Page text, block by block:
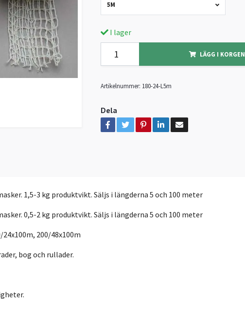
5M
I lager
LÄGG I KORGEN
Artikelnummer: 180-24-L5m
Dela
1,5-3 kg produktvikt. Säljs i längderna 5 och 100 meter
0,5-2 kg produktvikt. Säljs i längderna 5 och 100 meter
200/48x100m
bog och rullader.